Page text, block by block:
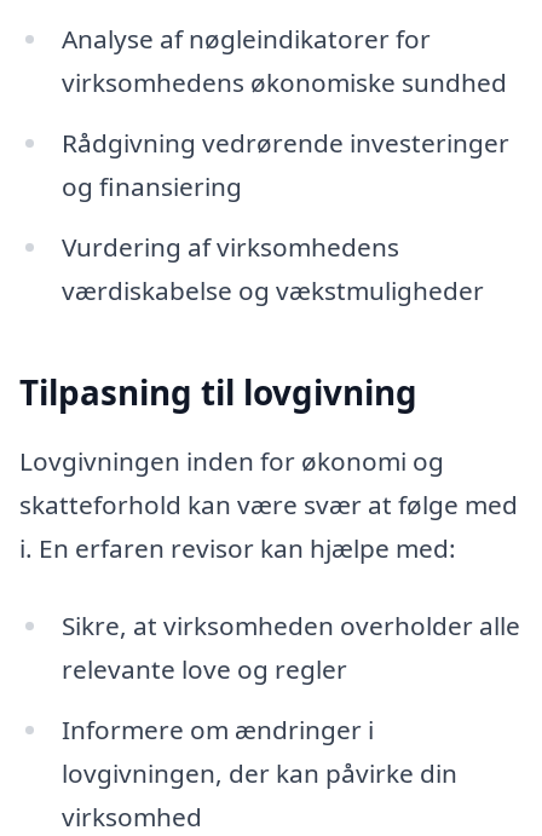
Analyse af nøgleindikatorer for
virksomhedens økonomiske sundhed
Rådgivning vedrørende investeringer
og finansiering
Vurdering af virksomhedens
værdiskabelse og vækstmuligheder
Tilpasning til lovgivning
Lovgivningen inden for økonomi og
skatteforhold kan være svær at følge med
i. En erfaren revisor kan hjælpe med:
Sikre, at virksomheden overholder alle
relevante love og regler
Informere om ændringer i
lovgivningen, der kan påvirke din
virksomhed